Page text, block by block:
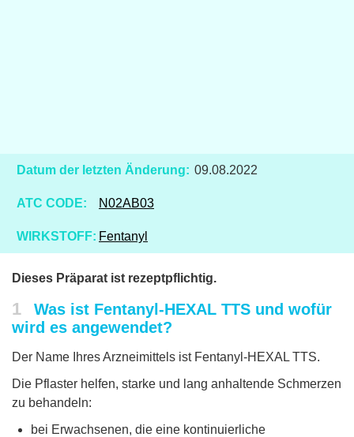
Datum der letzten Änderung: 09.08.2022
ATC CODE: N02AB03
WIRKSTOFF: Fentanyl
Dieses Präparat ist rezeptpflichtig.
1
Was ist Fentanyl-HEXAL TTS und wofür
wird es angewendet?
Der Name Ihres Arzneimittels ist Fentanyl-HEXAL TTS.
Die Pflaster helfen, starke und lang anhaltende Schmerzen
zu behandeln:
bei Erwachsenen, die eine kontinuierliche